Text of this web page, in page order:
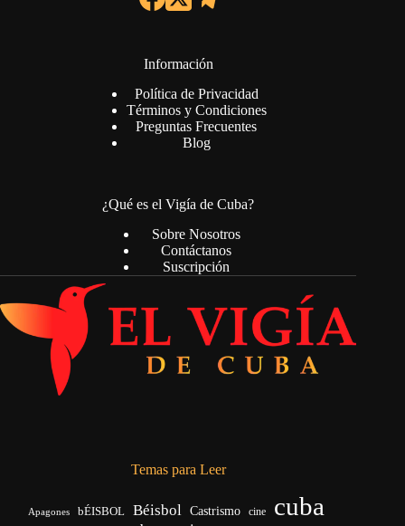
Información
Política de Privacidad
Términos y Condiciones
Preguntas Frecuentes
Blog
¿Qué es el Vigía de Cuba?
Sobre Nosotros
Contáctanos
Suscripción
Temas para Leer
Apagones bÉISBOL Béisbol Castrismo cine cuba